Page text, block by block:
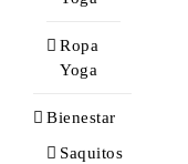
Ropa
Yoga
Bienestar
Saquitos